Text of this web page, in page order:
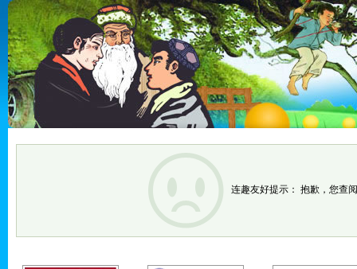
连趣友好提示： 抱歉，您查